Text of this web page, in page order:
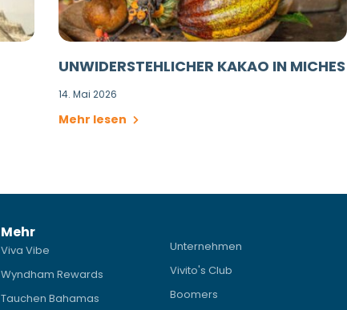
UNWIDERSTEHLICHER KAKAO IN MICHES
14. Mai 2026
Mehr lesen
Mehr
Viva Vibe
Wyndham Rewards
Tauchen Bahamas
Unternehmen
Vivito's Club
Boomers